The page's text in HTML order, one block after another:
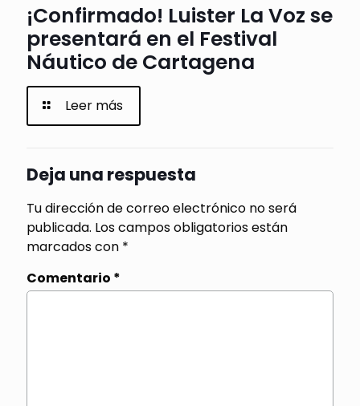
¡Confirmado! Luister La Voz se
presentará en el Festival
Náutico de Cartagena
Leer más
Deja una respuesta
Tu dirección de correo electrónico no será
publicada. Los campos obligatorios están
marcados con *
Comentario *